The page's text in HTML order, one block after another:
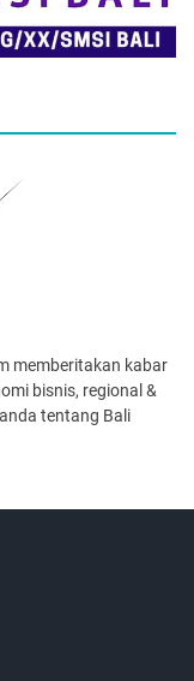
memberitakan kabar
bisnis, regional &
tentang Bali